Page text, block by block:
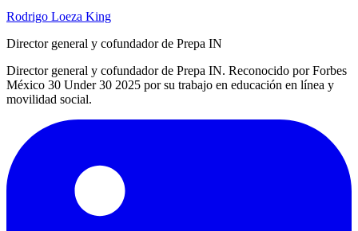
Rodrigo Loeza King
Director general y cofundador de Prepa IN
Director general y cofundador de Prepa IN. Reconocido por Forbes
México 30 Under 30 2025 por su trabajo en educación en línea y
movilidad social.